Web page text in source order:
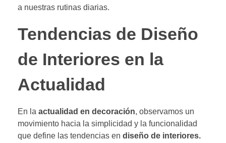
a nuestras rutinas diarias.
Tendencias de Diseño
de Interiores en la
Actualidad
En la actualidad en decoración, observamos un
movimiento hacia la simplicidad y la funcionalidad
que define las tendencias en diseño de interiores.